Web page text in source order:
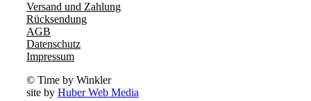
Versand und Zahlung
Rücksendung
AGB
Datenschutz
Impressum
© Time by Winkler
site by Huber Web Media